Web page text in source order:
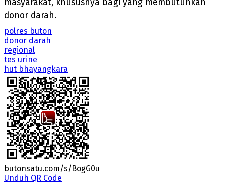
masyarakat, khususnya bagi yang membutuhkan
donor darah.
polres buton
donor darah
regional
tes urine
hut bhayangkara
butonsatu.com/s/BogG0u
Unduh QR Code